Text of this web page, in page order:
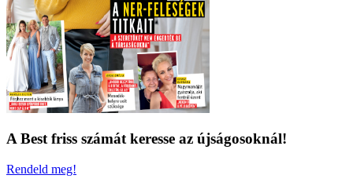
A Best friss számát keresse az újságosoknál!
Rendeld meg!